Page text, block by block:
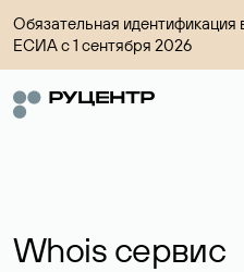
Обязательная идентификация
ЕСИА с 1 сентября 2026
Whois сервис